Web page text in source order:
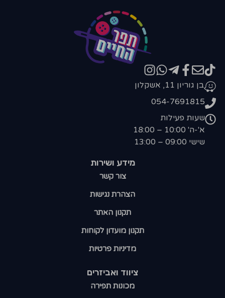
ציווד ואביזרים
מכונות תפירה
מידע ושירות
צור קשר
הצהרת נגישות
תקנון האתר
תקנון מועדון לקוחות
מדיניות פרטיות
בן גוריון 11, אשקלון
054-7691815
שעות פעילות
א'-ה' 10:00 – 18:00
שישי 09:00 – 13:00